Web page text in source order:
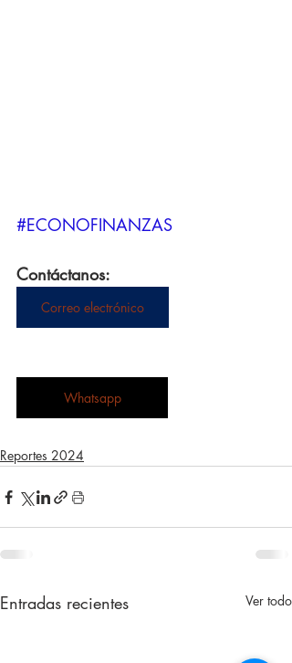
#ECONOFINANZAS
Contáctanos:
Correo electrónico
Whatsapp
Reportes 2024
Entradas recientes Ver todo